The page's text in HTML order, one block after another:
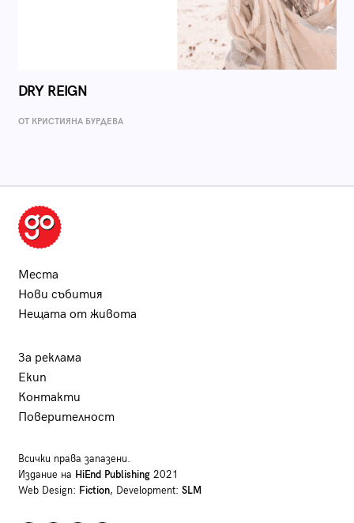
DRY REIGN
ОТ КРИСТИЯНА БУРДЕВА
Места
Нови събития
Нещата от живота
За реклама
Екип
Контакти
Поверителност
Всички права запазени.
Издание на HiEnd Publishing2021
Web Design: Fiction, Development: SLM